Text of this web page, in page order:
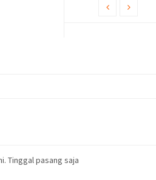
Tinggal pasang saja